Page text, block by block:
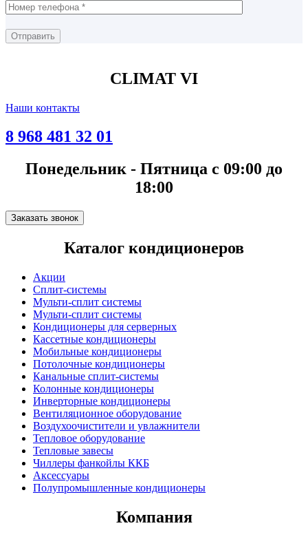
CLIMAT VI
Наши контакты
8 968 481 32 01
Понедельник - Пятница с 09:00 до
18:00
Заказать звонок
Каталог кондиционеров
Акции
Сплит-системы
Мульти-сплит системы
Мульти-сплит системы
Кондиционеры для серверных
Кассетные кондиционеры
Мобильные кондиционеры
Потолочные кондиционеры
Канальные сплит-системы
Колонные кондиционеры
Инверторные кондиционеры
Вентиляционное оборудование
Воздухоочистители и увлажнители
Тепловое оборудование
Тепловые завесы
Чиллеры фанкойлы ККБ
Аксессуары
Полупромышленные кондиционеры
Компания